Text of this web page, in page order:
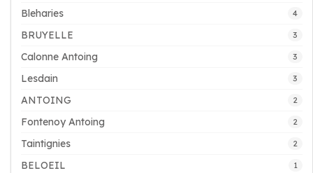
Bleharies 4
BRUYELLE 3
Calonne Antoing 3
Lesdain 3
ANTOING 2
Fontenoy Antoing 2
Taintignies 2
BELOEIL 1